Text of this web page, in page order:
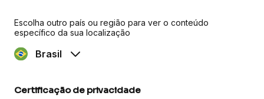
Escolha outro país ou região para ver o conteúdo
específico da sua localização
Brasil
Certificação de privacidade